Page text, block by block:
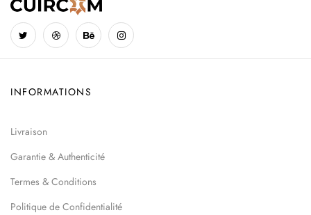
INFORMATIONS
Livraison
Garantie & Authenticité
Termes & Conditions
Politique de Confidentialité